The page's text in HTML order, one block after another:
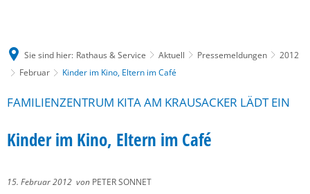
Sie sind hier: Rathaus & Service Aktuell Pressemeldungen
2012
Februar
Kinder im Kino, Eltern im Café
FAMILIENZENTRUM KITA AM KRAUSACKER LÄDT EIN
Kinder im Kino, Eltern im Café
15. Februar 2012 von PETER SONNET